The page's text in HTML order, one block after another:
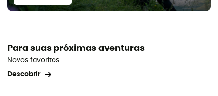
Para suas próximas aventuras
Novos favoritos
Descobrir